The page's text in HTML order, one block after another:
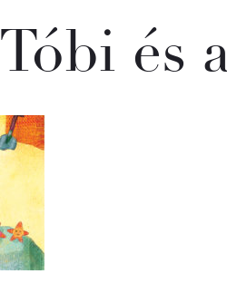
Tóbi és